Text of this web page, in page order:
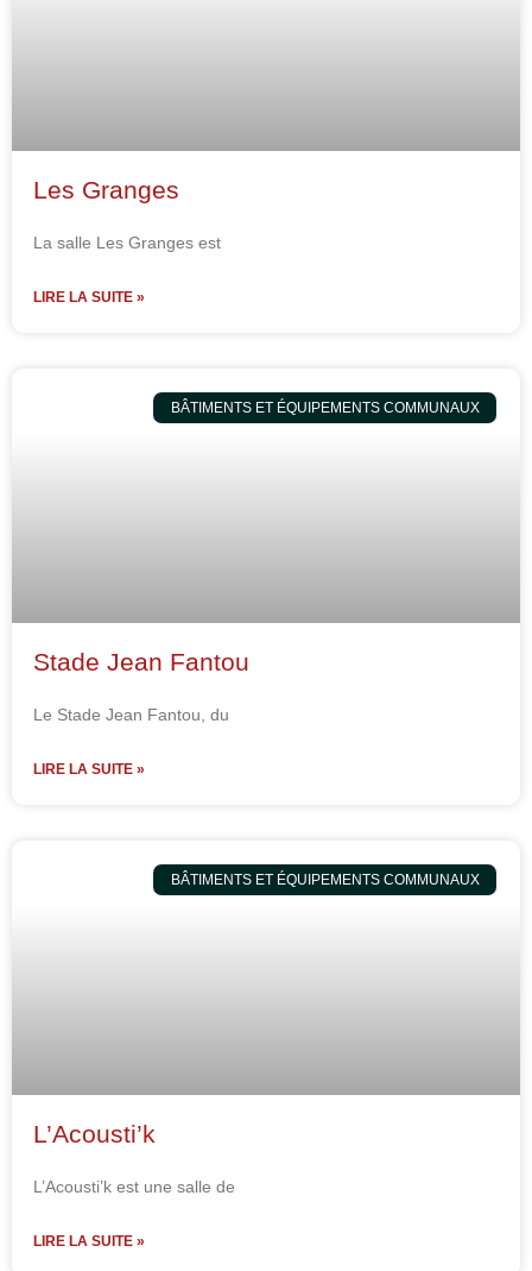
Les Granges
La salle Les Granges est
LIRE LA SUITE »
BÂTIMENTS ET ÉQUIPEMENTS COMMUNAUX
Stade Jean Fantou
Le Stade Jean Fantou, du
LIRE LA SUITE »
BÂTIMENTS ET ÉQUIPEMENTS COMMUNAUX
L’Acousti’k
L’Acousti’k est une salle de
LIRE LA SUITE »